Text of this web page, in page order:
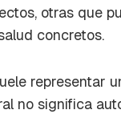
favorito
otras que
concretos.
representar
no significa
por